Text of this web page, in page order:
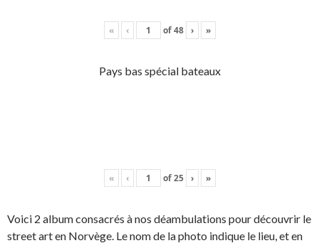
« ‹ of48 › »
Pays bas spécial bateaux
« ‹ of25 › »
Voici 2 album consacrés à nos déambulations pour découvrir le
street art en Norvège. Le nom de la photo indique le lieu, et en